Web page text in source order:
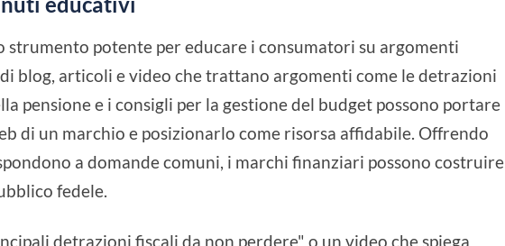
strumento potente per educare i consumatori su argomenti
blog, articoli e video che trattano argomenti come le detrazioni
pensione e i consigli per la gestione del budget possono portare
di un marchio e posizionarlo come risorsa affidabile. Offrendo
a domande comuni, i marchi finanziari possono costruire
fedele.
detrazioni fiscali da non perdere" o un video che spiega